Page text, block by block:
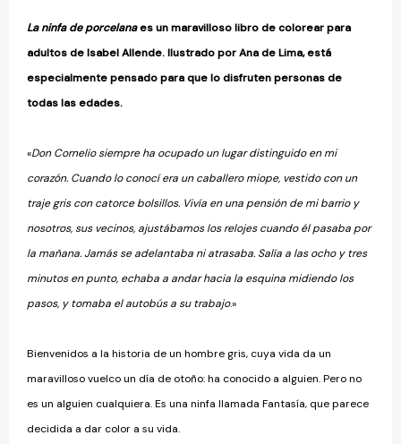
La ninfa de porcelanaes un maravilloso libro de colorear para
adultos de Isabel Allende. Ilustrado por Ana de Lima, está
especialmente pensado para que lo disfruten personas de
todas las edades.
«Don Cornelio siempre ha ocupado un lugar distinguido en mi
corazón. Cuando lo conocí era un caballero miope, vestido con un
traje gris con catorce bolsillos. Vivía en una pensión de mi barrio y
nosotros, sus vecinos, ajustábamos los relojes cuando él pasaba por
la mañana. Jamás se adelantaba ni atrasaba. Salía a las ocho y tres
minutos en punto, echaba a andar hacia la esquina midiendo los
pasos, y tomaba el autobús a su trabajo.»
Bienvenidos a la historia de un hombre gris, cuya vida da un
maravilloso vuelco un día de otoño: ha conocido a alguien. Pero no
es un alguien cualquiera. Es una ninfa llamada Fantasía, que parece
decidida a dar color a su vida.